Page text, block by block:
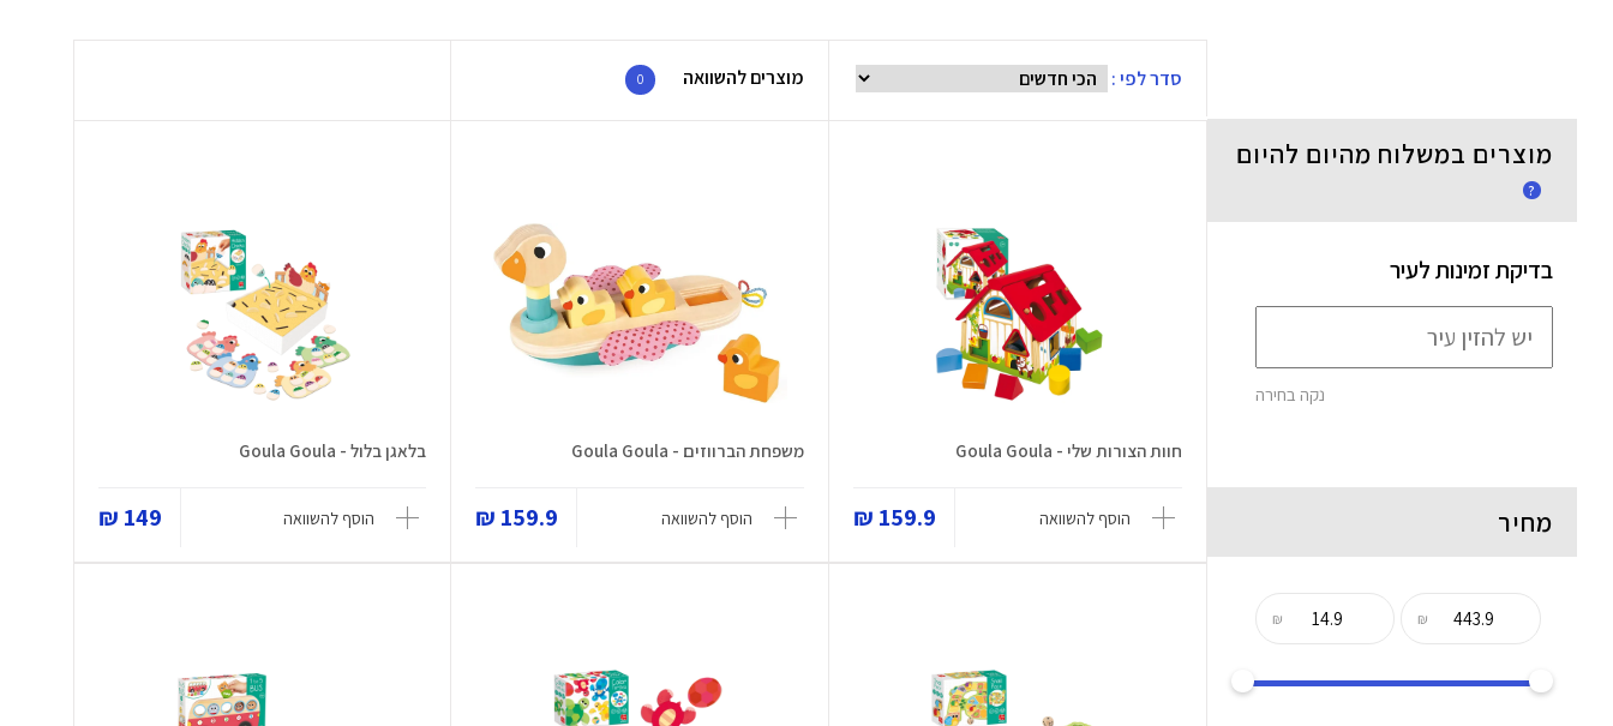
סדר לפי : מוצרים להשוואה 0
חוות הצורות שלי - Goula Goula
הוסף להשוואה 159.9 ₪
משפחת הברווזים - Goula Goula
הוסף להשוואה 159.9 ₪
בלאגן בלול - Goula Goula
הוסף להשוואה 149 ₪
מוצרים במשלוח מהיום להיום
?
בדיקת זמינות לעיר
נקה בחירה
מחיר
₪
₪